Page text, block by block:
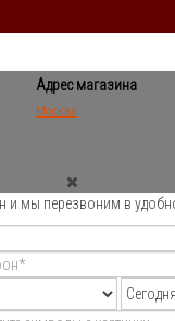
Адрес магазина
Москва
и мы перезвоним в